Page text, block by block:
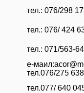
тел.: 076/298
тел.: 076/ 424
тел.: 071/563-
е-
тел.076/275 638
тел.077/ 640